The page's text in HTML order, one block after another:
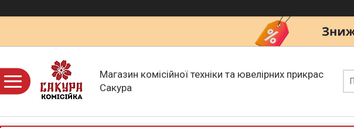
Магазин комісійної техніки та ювелірних прикрас
Сакура